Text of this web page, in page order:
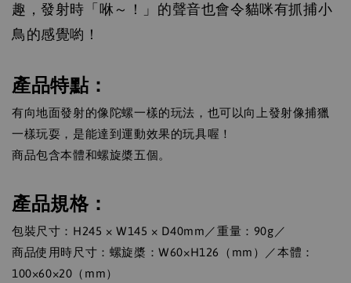
趣，發射時「咻～！」的聲音也會令貓咪有抓捕小
鳥的感覺喲！
產品特點：
有向地面發射的像陀螺一樣的玩法，也可以向上發射像捕獵
一樣玩耍，是能達到運動效果的玩具喔！
商品包含本體和螺旋槳五個。
產品規格：
包裝尺寸：H245 × W145 × D40mm／重量：90g／
商品使用時尺寸：螺旋槳：W60×H126（mm）／本體：
100×60×20（mm）